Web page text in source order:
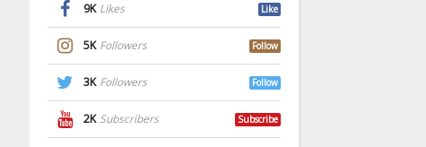
9K Likes Like
5K Followers Follow
3K Followers Follow
2K Subscribers Subscribe